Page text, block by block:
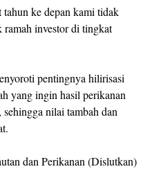
tahun ke depan kami tidak
ramah investor di tingkat
pentingnya hilirisasi
yang ingin hasil perikanan
nilai tambah dan
dan Perikanan (Dislutkan)